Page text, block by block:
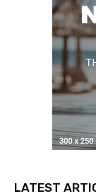
LATEST